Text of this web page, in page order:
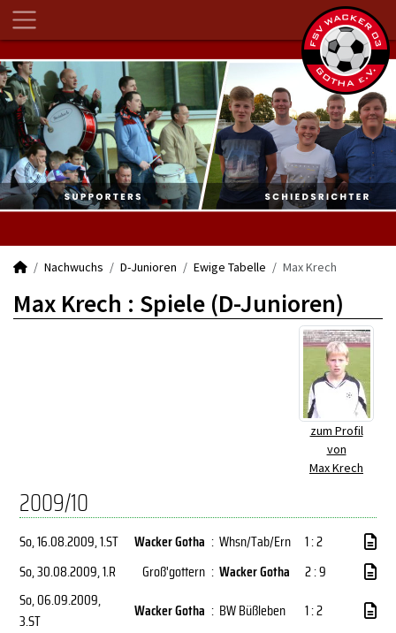
Nachwuchs D-Junioren Ewige Tabelle Max Krech
Max Krech : Spiele (D-Junioren)
zum Profil
von
Max Krech
2009/10
So, 16.08.2009, 1.ST Wacker Gotha : Whsn/Tab/Ern
1 : 2
So, 30.08.2009, 1.R Groß'gottern : Wacker Gotha
2 : 9
So, 06.09.2009,
3.ST
Wacker Gotha : BW Büßleben
1 : 2